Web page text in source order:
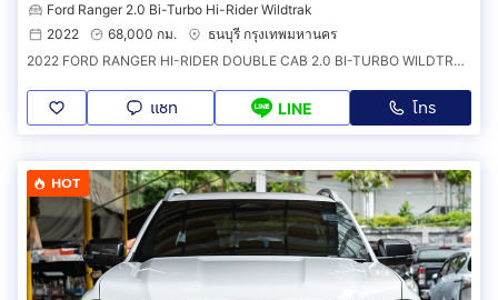
Ford Ranger 2.0 Bi-Turbo Hi-Rider Wildtrak
2022
68,000 กม.
ธนบุรี กรุงเทพมหานคร
2022 FORD RANGER HI-RIDER DOUBLE CAB 2.0 BI-TURBO WILDTRAK เลขไมล์68,000กิโลแท้ รุ่นTOP รถบ้าน มือเดียว สภาพใหม่มาก ไม่เคยชน
แชท LINE โทร
HOT